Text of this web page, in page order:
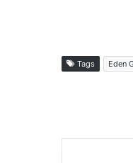
Tags Eden